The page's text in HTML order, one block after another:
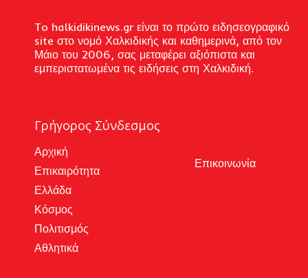
To halkidikinews.gr είναι το πρώτο ειδησεογραφικό
site στο νομό Χαλκιδικής και καθημερινά, από τον
Μάιο του 2006, σας μεταφέρει αξιόπιστα και
εμπεριστατωμένα τις ειδήσεις στη Χαλκιδική.
Γρήγορος Σύνδεσμος
Αρχική
Επικαιρότητα
Ελλάδα
Κόσμος
Πολιτισμός
Αθλητικά
Επικοινωνία